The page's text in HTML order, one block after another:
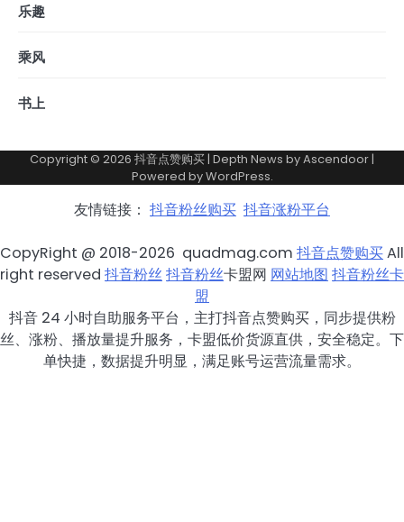
乐趣
乘风
书上
Copyright © 2026 抖音点赞购买| Depth News byAscendoor|
Powered byWordPress.
友情链接： 抖音粉丝购买 抖音涨粉平台
CopyRight @ 2018-2026 quadmag.com 抖音点赞购买All
right reserved 抖音粉丝抖音粉丝卡盟网 网站地图 抖音粉丝卡
盟
抖音 24 小时自助服务平台，主打抖音点赞购买，同步提供粉
丝、涨粉、播放量提升服务，卡盟低价货源直供，安全稳定。下
单快捷，数据提升明显，满足账号运营流量需求。